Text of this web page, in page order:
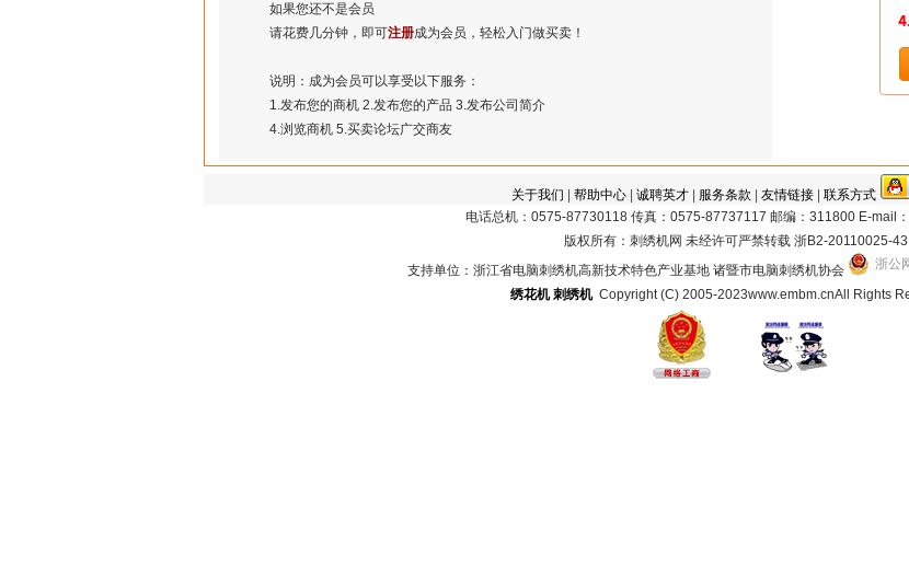
如果您还不是会员
请花费几分钟，即可注册成为会员，轻松入门做买卖！
说明：成为会员可以享受以下服务：
1.发布您的商机 2.发布您的产品 3.发布公司简介
4.浏览商机 5.买卖论坛广交商友
关于我们 帮助中心| 诚聘英才| 服务条款 友情链接| 联系方式
电话总机：0575-87730118 传真：0575-87737117 邮编：311800 E-mail
版权所有：刺绣机网 未经许可严禁转载 浙B2-20110025-43
支持单位：浙江省电脑刺绣机高新技术特色产业基地 诸暨市电脑刺绣机协会
浙公
绣花机 刺绣机Copyright (C) 2005-2023www.embm.cnAll Rights